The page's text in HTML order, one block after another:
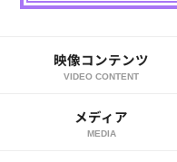
映像コンテンツ
VIDEO CONTENT
メディア
MEDIA